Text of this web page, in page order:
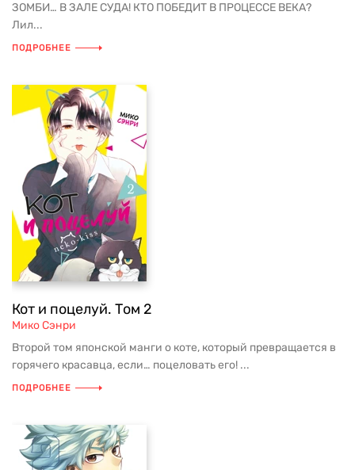
ЗОМБИ… В ЗАЛЕ СУДА! КТО ПОБЕДИТ В ПРОЦЕССЕ ВЕКА?
Лил...
ПОДРОБНЕЕ
Кот и поцелуй. Том 2
Мико Сэнри
Второй том японской манги о коте, который превращается в
горячего красавца, если… поцеловать его! ...
ПОДРОБНЕЕ